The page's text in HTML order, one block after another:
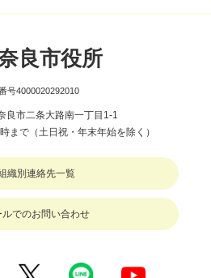
良市役所
号4000020292010
良市二条大路南一丁目1-1
まで（土日祝・年末年始を除く）
織別連絡先一覧
ルでのお問い合わせ